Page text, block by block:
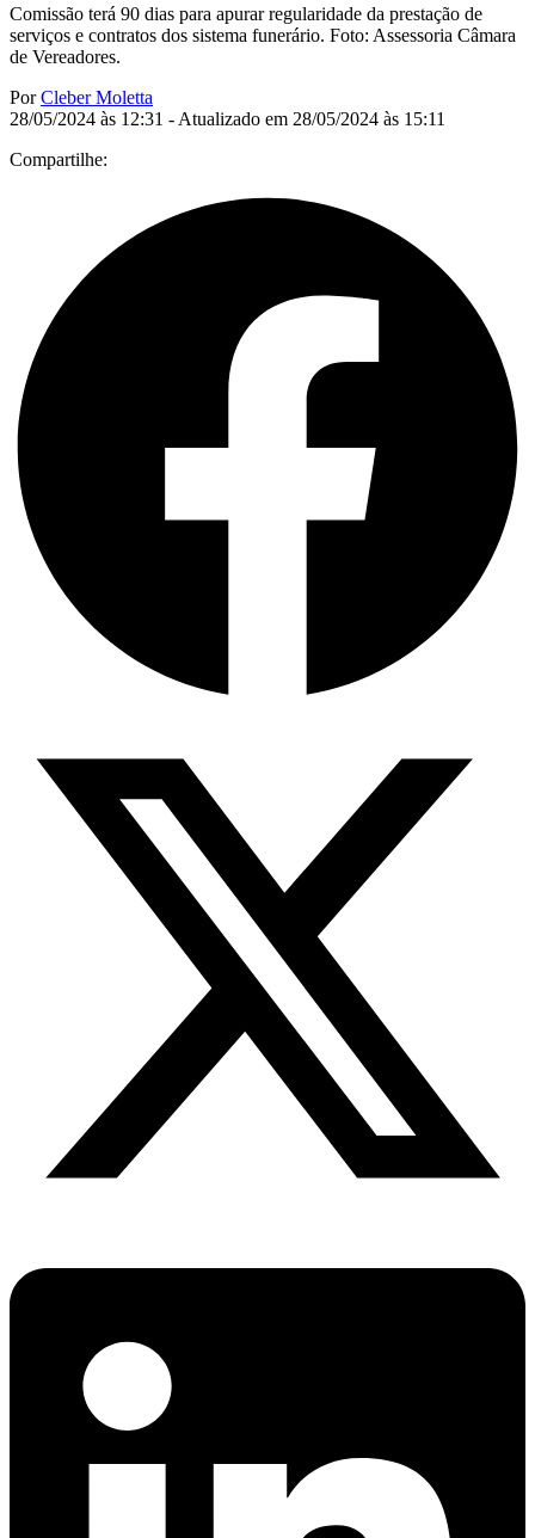
Comissão terá 90 dias para apurar regularidade da prestação de
serviços e contratos dos sistema funerário. Foto: Assessoria Câmara
de Vereadores.
PorCleber Moletta
28/05/2024 às 12:31 - Atualizado em 28/05/2024 às 15:11
Compartilhe: